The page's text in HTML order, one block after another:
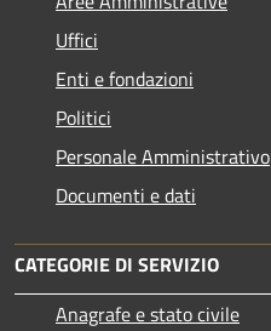
Uffici
Enti e fondazioni
Politici
Personale Amministrativo
Documenti e dati
CATEGORIE DI SERVIZIO
Anagrafe e stato civile